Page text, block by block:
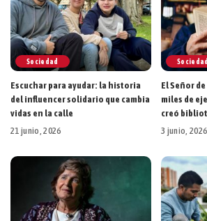
Sociedad
Escuchar para ayudar: la historia
del influencer solidario que cambia
vidas en la calle
21 junio, 2026
Sociedad
El Señor
miles de
creó
3 junio, 2026